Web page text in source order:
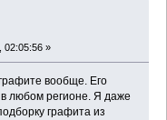
02:05:56 »
вообще. Его
любом регионе. Я даже
графита из